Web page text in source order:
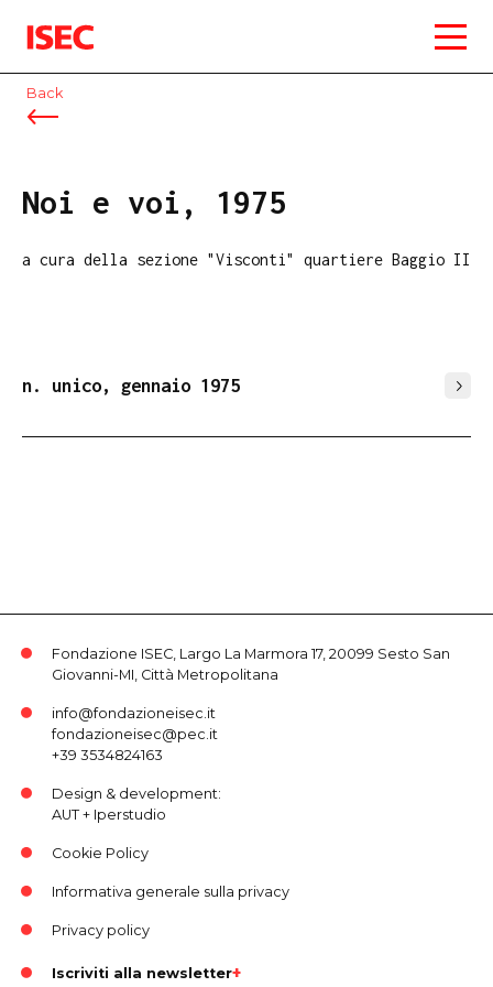
ISEC
Back
Noi e voi, 1975
a cura della sezione "Visconti" quartiere Baggio II
n. unico, gennaio 1975
Fondazione ISEC, Largo La Marmora 17, 20099 Sesto San
Giovanni-MI, Città Metropolitana
info@fondazioneisec.it
fondazioneisec@pec.it
+39 3534824163
Design & development:
AUT+ Iperstudio
Cookie Policy
Informativa generale sulla privacy
Privacy policy
Iscriviti alla newsletter